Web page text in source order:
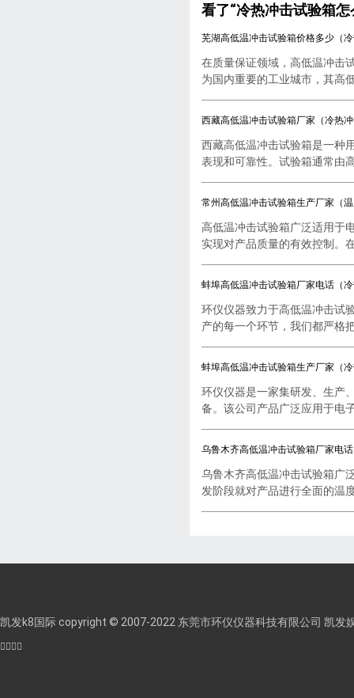
看了“冷热冲击试验箱
芜湖高低温冲击试验箱价格多少（
在质量保证领域，高低温冲击
为国内重要的工业城市，其高
西藏高低温冲击试验箱厂家（冷热
西藏高低温冲击试验箱是一种
表现和可靠性。试验箱通常由
常州高低温冲击试验箱生产厂家（
高低温冲击试验箱广泛适用于
实现对产品质量的有效控制。
蚌埠高低温冲击试验箱厂家电话（
环仪仪器致力于高低温冲击试
产的每一个环节，我们都严格
蚌埠高低温冲击试验箱生产厂家（
环仪仪器是一家集研发、生产
备。该公司产品广泛应用于电
乌鲁木齐高低温冲击试验箱厂家电
乌鲁木齐高低温冲击试验箱广
发阶段就对产品进行全面的温
凯发k8国际 copyright © 2007-2022 东莞市环仪仪器科技有限公司 凯发